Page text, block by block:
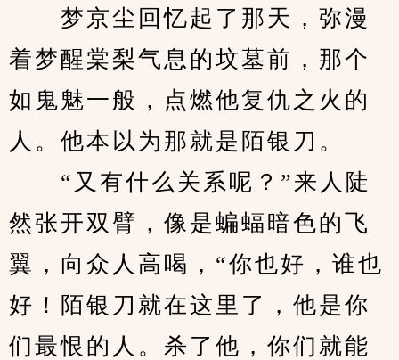
梦京尘回忆起了那天，弥漫
着梦醒棠梨气息的坟墓前，那个
如鬼魅一般，点燃他复仇之火的
人。他本以为那就是陌银刀。
“又有什么关系呢？”来人陡
然张开双臂，像是蝙蝠暗色的飞
翼，向众人高喝，“你也好，谁也
好！陌银刀就在这里了，他是你
们最恨的人。杀了他，你们就能